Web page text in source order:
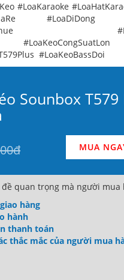
#LoaKaraoke
#LoaDiDong
#LoaKeoCongSuatLon
#LoaKeoBassDoi
Sounbox T579
MUA
quan trọng mà người mua
hàng
hành
thanh toán
thắc mắc của người mua